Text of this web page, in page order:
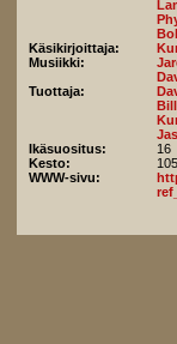
Käsikirjoittaja:
Musiikki:
Tuottaja:
Ikäsuositus:
16
Kesto:
105
WWW-sivu: